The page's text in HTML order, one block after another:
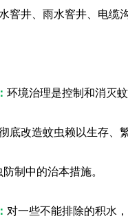
窨井、雨水窨井、电缆
环境治理是控制和消灭
底改造蚊虫赖以生存、
制中的治本措施。
对一些不能排除的积水